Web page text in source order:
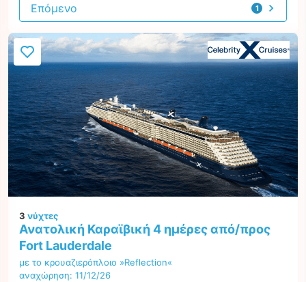
1
προσφορά
Επόμενο
3 νύχτες
Ανατολική Καραϊβική 4 ημέρες από/προς
Fort Lauderdale
με το κρουαζιερόπλοιο »Reflection«
αναχώρηση: 11/12/26